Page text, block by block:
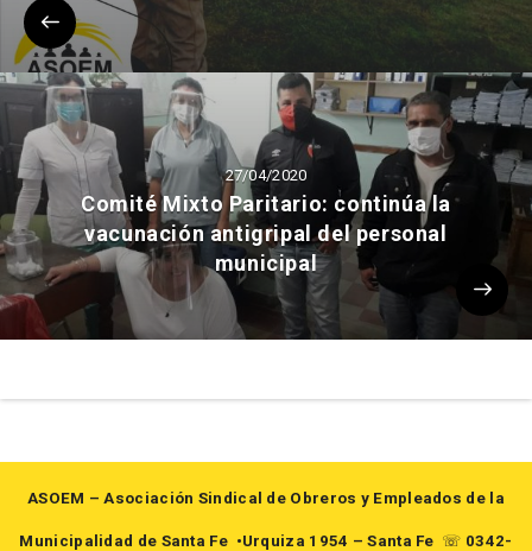
27/04/2020
Comité Mixto Paritario: continúa la
vacunación antigripal del personal
municipal
ASOEM – Asociación Sindical de Obreros y Empleados de la
Municipalidad de Santa Fe •Urquiza 1954 – Santa Fe ☏ 0342-